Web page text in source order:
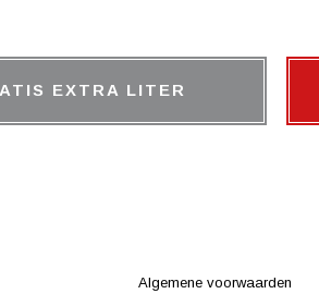
EXTRA LITER
Algemene voorwaarden